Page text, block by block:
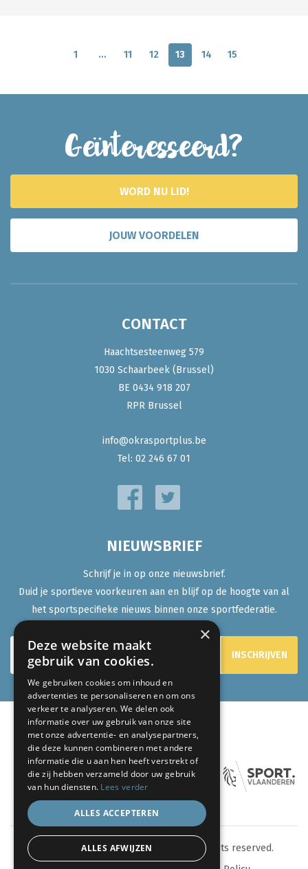
1 … 11 12 13 14 15
Geïnteresseerd?
WORD NU LID!
JOUW VOORDELEN
CONTACT
Haachtsesteenweg 579
1030 Schaarbeek (Brussel)
BE 0434 918 207
RPR Brussel
info@okrasportplus.be
Tel: 02 246 67 01
NIEUWSBRIEF
Schrijf je in op onze nieuwsbrief.
Duid je sportieve voorkeuren aan en blijf op de hoogte van al
het sportspecifieke nieuws binnen onze sportfederatie.
ONZE PARTNERS:
© 2024 eenlevenlangsporten.be - All rights reserved.
×
Deze website maakt
gebruik van cookies.
We gebruiken cookies om inhoud en
advertenties te personaliseren en om ons
verkeer te analyseren. We delen ook
informatie over uw gebruik van onze site
met onze advertentie- en analysepartners,
die deze kunnen combineren met andere
informatie die u aan hen heeft verstrekt of
die zij hebben verzameld door uw gebruik
van hun diensten. Lees verder
ALLES ACCEPTEREN
ALLES AFWIJZEN